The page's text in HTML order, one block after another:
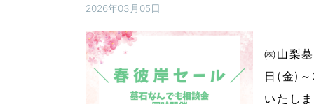
2026年03月05日
㈱山梨
日(金)
いたし